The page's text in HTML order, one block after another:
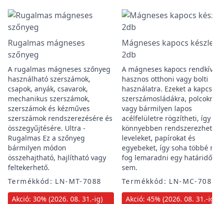
Rugalmas mágneses
szőnyeg
A rugalmas mágneses szőnyeg
használható szerszámok,
csapok, anyák, csavarok,
mechanikus szerszámok,
szerszámok és kézműves
szerszámok rendszerezésére és
összegyűjtésére. Ultra -
Rugalmas Ez a szőnyeg
bármilyen módon
összehajtható, hajlítható vagy
feltekerhető.
Termékkód: LN-MT-7088
Akció: 30% (2026. 08. 31.-ig)
Mágneses kapocs készlet,
2db
A mágneses kapocs rendkívül
hasznos otthoni vagy bolti
használatra. Ezeket a
szerszámosládákra, polcokra
vagy bármilyen lapos
acélfelületre rögzítheti, így
könnyebben rendszerezheti a
leveleket, papírokat és
egyebeket, így soha többé
fog lemaradni egy
sem.
Termékkód: LN-MC-7085
Akció: 45% (2026. 08. 31.-ig)